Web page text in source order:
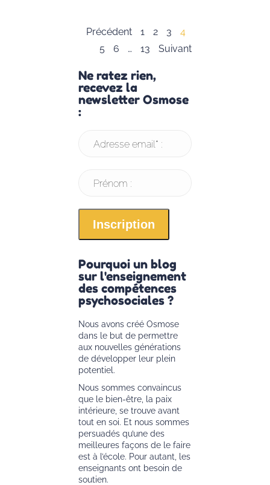
Précédent 1 2 3
4
5
6 … 13 Suivant
Ne ratez rien,
recevez la
newsletter Osmose
:
Adresse email* :
Prénom :
Pourquoi un blog
sur l'enseignement
des compétences
psychosociales ?
Nous avons créé Osmose
dans le but de permettre
aux nouvelles générations
de développer leur plein
potentiel.
Nous sommes convaincus
que le bien-être, la paix
intérieure, se trouve avant
tout en soi. Et nous sommes
persuadés qu’une des
meilleures façons de le faire
est à l’école. Pour autant, les
enseignants ont besoin de
soutien.